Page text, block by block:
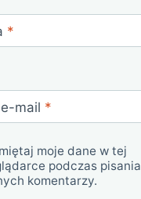
*
mail *
moje dane w tej
podczas pisania
komentarzy.